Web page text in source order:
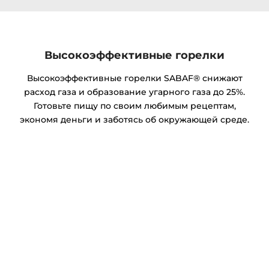
Высокоэффективные горелки
Высокоэффективные горелки SABAF® снижают
расход газа и образование угарного газа до 25%.
Готовьте пищу по своим любимым рецептам,
экономя деньги и заботясь об окружающей среде.